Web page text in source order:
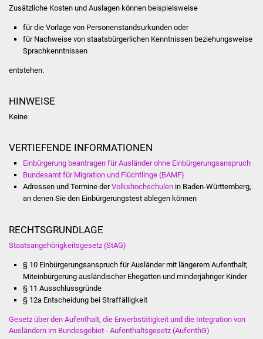
Lebenslagen
Seniorenwohn- und
Pflegeheim
Familien
Schülerferienprogramm
Migration und Integration
Freundeskreis Asyl
Zusätzliche Kosten und Auslagen können beispielsweise
für die Vorlage von Personenstandsurkunden oder
für Nachweise von staatsbürgerlichen Kenntnissen beziehungsweise
Sprachkenntnissen
entstehen.
HINWEISE
Keine
VERTIEFENDE INFORMATIONEN
Einbürgerung beantragen für Ausländer ohne Einbürgerungsanspruch
Bundesamt für Migration und Flüchtlinge (BAMF)
Adressen und Termine derVolkshochschulenin Baden-Württemberg,
an denen Sie den Einbürgerungstest ablegen können
RECHTSGRUNDLAGE
Staatsangehörigkeitsgesetz (StAG)
§ 10 Einbürgerungsanspruch für Ausländer mit längerem Aufenthalt;
Miteinbürgerung ausländischer Ehegatten und minderjähriger Kinder
§ 11 Ausschlussgründe
§ 12a Entscheidung bei Straffälligkeit
Gesetz über den Aufenthalt, die Erwerbstätigkeit und die Integration von
Ausländern im Bundesgebiet - Aufenthaltsgesetz (AufenthG)